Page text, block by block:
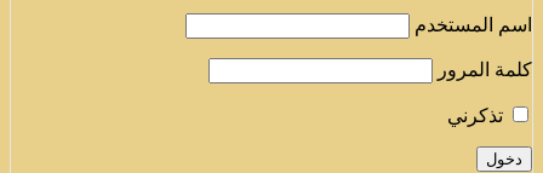
اسم المستخدم
كلمة المرور
تذكرني